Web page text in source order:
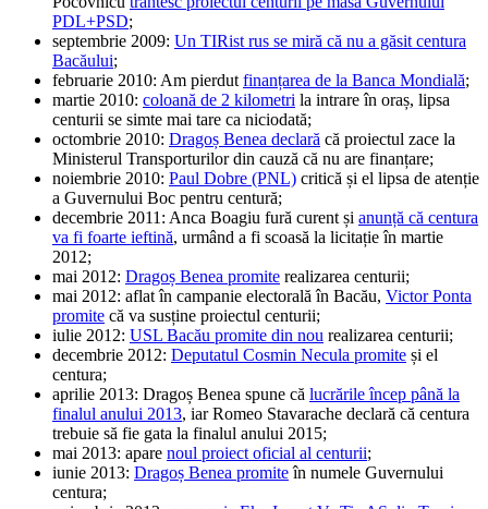
PDL+PSD;
septembrie 2009: Un TIRist rus se miră că nu a găsit centura
Bacăului;
februarie 2010: Am pierdut finanțarea de la Banca Mondială;
martie 2010: coloană de 2 kilometri la intrare în oraș, lipsa
centurii se simte mai tare ca niciodată;
octombrie 2010: Dragoș Benea declară că proiectul zace la
Ministerul Transporturilor din cauză că nu are finanțare;
noiembrie 2010: Paul Dobre (PNL) critică și el lipsa de atenție
a Guvernului Boc pentru centură;
decembrie 2011: Anca Boagiu fură curent și anunță că centura
va fi foarte ieftină, urmând a fi scoasă la licitație în martie
2012;
mai 2012: Dragoș Benea promite realizarea centurii;
mai 2012: aflat în campanie electorală în Bacău, Victor Ponta
promite că va susține proiectul centurii;
iulie 2012: USL Bacău promite din nou realizarea centurii;
decembrie 2012: Deputatul Cosmin Necula promite și el
centura;
aprilie 2013: Dragoș Benea spune că lucrările încep până la
finalul anului 2013, iar Romeo Stavarache declară că centura
trebuie să fie gata la finalul anului 2015;
mai 2013: apare noul proiect oficial al centurii;
iunie 2013: Dragoș Benea promiteîn numele Guvernului
centura;